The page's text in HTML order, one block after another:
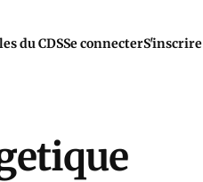
du CDSSe connecterS'inscrire